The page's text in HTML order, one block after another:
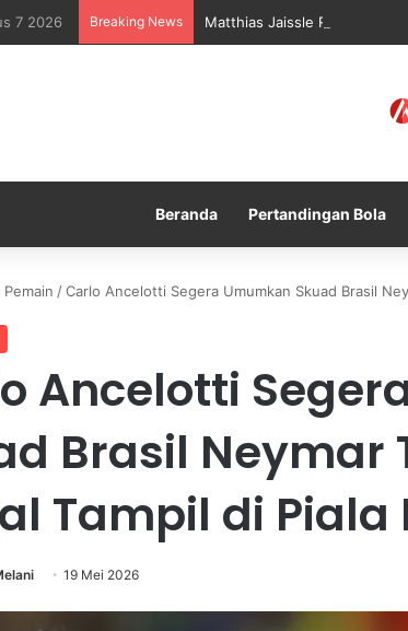
7 2026 Breaking News Matthias Jaissle Resmi
Beranda Pertandingan Bola
Pemain /Carlo Ancelotti Segera Umumkan Skuad Brasil
Ancelotti
Brasil Neymar
Tampil di Piala
19 Mei 2026